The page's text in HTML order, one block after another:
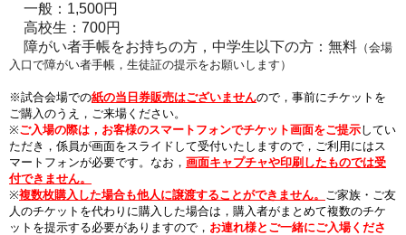
一般：1,500円
高校生：700円
障がい者手帳をお持ちの方，中学生以下の方 ：無料 （会場
入口で障がい者手帳，生徒証の提示をお願いします）
※試合会場での紙の当日券販売はございませんので， 事前にチケットを
ご購入のうえ， ご来場 ください。
※ご入場の際は，お客様のスマートフォンでチケット画面をご提示してい
ただき，係員が画面をスライドして受付いたしますので， ご利用にはス
マートフォンが必要です。 なお， 画面キャプチャや印刷したものでは受
付できません。
※複数枚購入した場合も他人に譲渡することができません。 ご家族・ご友
人のチケットを代わりに購入した場合は，購入者がまとめて複数のチケ
ットを提示する必要がありますので， お連れ様とご一緒にご入場くださ